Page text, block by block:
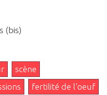
(bis)
scène
fertilité de l'oeuf